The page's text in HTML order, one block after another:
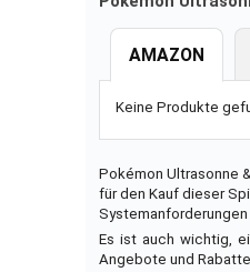
AMAZON
Keine Produkte
Pokémon Ultrasonne
für den Kauf dieser
Es ist auch wichtig,
Angebote und